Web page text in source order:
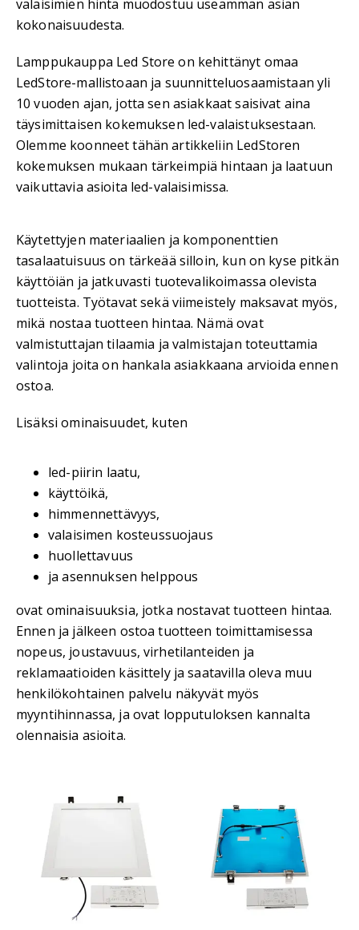
valaisimien hinta muodostuu useamman asian
kokonaisuudesta.
Lamppukauppa Led Store on kehittänyt omaa
LedStore-mallistoaan ja suunnitteluosaamistaan yli
10 vuoden ajan, jotta sen asiakkaat saisivat aina
täysimittaisen kokemuksen led-valaistuksestaan.
Olemme koonneet tähän artikkeliin LedStoren
kokemuksen mukaan tärkeimpiä hintaan ja laatuun
vaikuttavia asioita led-valaisimissa.
Käytettyjen materiaalien ja komponenttien
tasalaatuisuus on tärkeää silloin, kun on kyse pitkän
käyttöiän ja jatkuvasti tuotevalikoimassa olevista
tuotteista. Työtavat sekä viimeistely maksavat myös,
mikä nostaa tuotteen hintaa. Nämä ovat
valmistuttajan tilaamia ja valmistajan toteuttamia
valintoja joita on hankala asiakkaana arvioida ennen
ostoa.
Lisäksi ominaisuudet, kuten
led-piirin laatu,
käyttöikä,
himmennettävyys,
valaisimen kosteussuojaus
huollettavuus
ja asennuksen helppous
ovat ominaisuuksia, jotka nostavat tuotteen hintaa.
Ennen ja jälkeen ostoa tuotteen toimittamisessa
nopeus, joustavuus, virhetilanteiden ja
reklamaatioiden käsittely ja saatavilla oleva muu
henkilökohtainen palvelu näkyvät myös
myyntihinnassa, ja ovat lopputuloksen kannalta
olennaisia asioita.